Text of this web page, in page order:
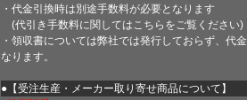
・代金引換時は別途手数料が必要となります
(代引き手数料に関しては こちら をご覧ください)
・領収書については弊社では発行しておらず、代
なります。
●【受注生産・メーカー取り寄せ商品について】